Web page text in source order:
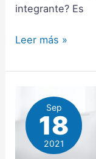
integrante? Es
Leer más »
Sep
18
2021